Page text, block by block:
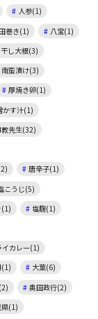
人参(1)
巻き(1)
八宝(1)
し大根(3)
南蛮漬け(3)
厚焼き卵(1)
かす汁(1)
先生(32)
唐辛子(1)
こうじ(5)
(1)
塩麴(1)
イカレー(1)
(1)
大葉(6)
奥田政行(2)
県(1)